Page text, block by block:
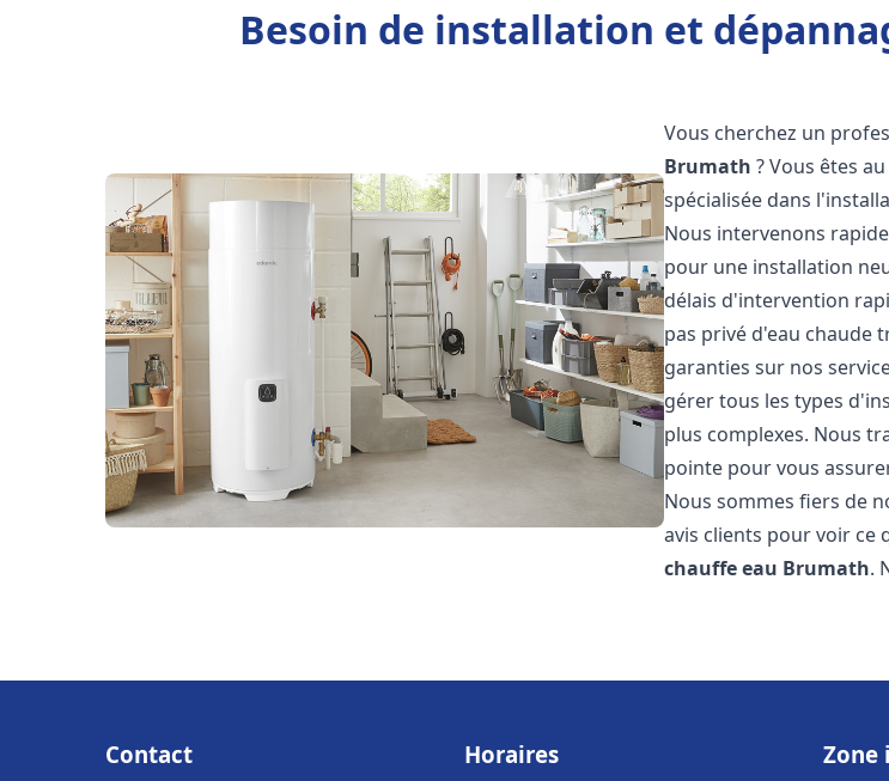
Besoin de installation et
Vous cherchez un
Brumath ? Vous êtes
spécialisée dans
Nous intervenons
pour une installation
délais d'intervention
pas privé d'eau chaude
garanties sur nos
gérer tous les types
plus complexes. Nous
pointe pour vous
Nous sommes fiers de
avis clients pour voir ce
chauffe eau Brumath.
Contact Horaires Zone